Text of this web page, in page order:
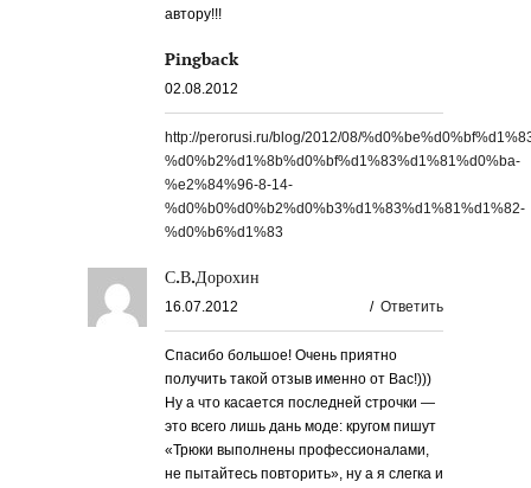
автору!!!
Pingback
02.08.2012
http://perorusi.ru/blog/2012/08/
%d0%b2%d1%8b%d0%bf%d1%83%d1%81%d0%ba-
%e2%84%96-8-14-
%d0%b0%d0%b2%d0%b3%d1%83%d1%81%d1%82-
%d0%b6%d1%83
С.В.Дорохин
16.07.2012 / Ответить
Спасибо большое! Очень приятно
получить такой отзыв именно от Вас!)))
Ну а что касается последней строчки —
это всего лишь дань моде: кругом пишут
«Трюки выполнены профессионалами,
не пытайтесь повторить», ну а я слегка и